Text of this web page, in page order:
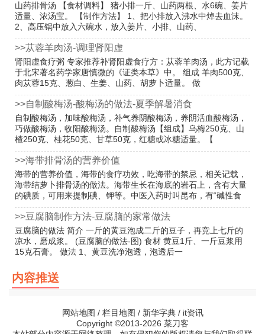
山药排骨汤 【食材调料】 猪小排一斤、山药两根、水6碗、姜片
适量、浓汤宝。 【制作方法】 1、把小排放入沸水中焯去血沫。
2、高压锅中放入六碗水，放入姜片、小排、山药、
>>苁蓉羊肉汤-调理肾阳虚
肾阳虚食疗粥 专家推荐补肾阳虚食疗方：苁蓉羊肉汤，此方记载
于北宋著名药学家唐慎微的《证类本草》中。 组成 羊肉500克、
肉苁蓉15克、葱白、生姜、山药、胡萝卜适量。 做
>>自制酸梅汤-酸梅汤的做法-夏季解暑消食
自制酸梅汤，加味酸梅汤，补气养阴酸梅汤，养阴活血酸梅汤，
巧做酸梅汤，收阳酸梅汤。自制酸梅汤【组成】乌梅250克、山
楂250克、桂花50克、甘草50克，红糖或冰糖适量。【
>>海带排骨汤的营养价值
海带的营养价值，海带的食疗功效，吃海带的禁忌，相关记载，
海带结萝卜排骨汤的做法。海带生长在海底的岩石上，含有大量
的碘质，可用来提制碘、钾等。中医入药时叫昆布，有“碱性食
>>豆腐脑制作方法-豆腐脑的家常做法
豆腐脑的做法 简介 一斤的黄豆泡成二斤的豆子，再竞上七斤的
凉水，磨成浆。 (豆腐脑的做法-图) 食材 黄豆1斤、一斤豆浆用
15克石膏。 做法 1、黄豆洗净泡透，泡透后一
内容推送
网站地图 / 栏目地图 / 新华字典/ it资讯
Copyright ©2013-2026 菜刀客